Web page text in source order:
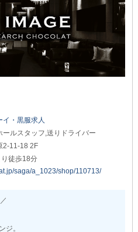
」
たい」
中！
てみませんか？
ちしております！
_/_/_/_/_/_/_/_/_/
き
”に
が追加され
す。
価し
るため
んです！
イ・黒服求人
ールスタッフ,送りドライバー
2-11-18 2F
徒歩18分
saga/a_1023/shop/110713/
ジ。